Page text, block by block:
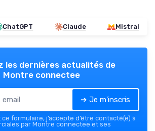
ChatGPT Claude Mistral
les dernières actualités de
Montre connectee
➔ Je m'inscris
formulaire, j’accepte d’être contacté(e) à
par Montre connectee et ses